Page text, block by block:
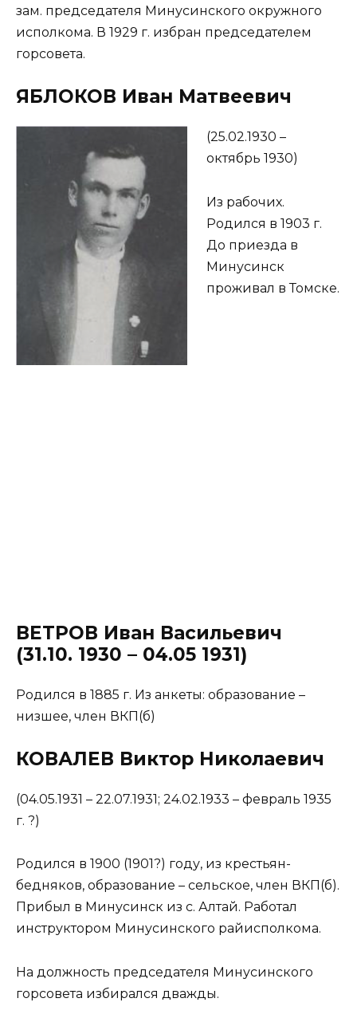
зам. председателя Минусинского окружного
исполкома. В 1929 г. избран председателем
горсовета.
ЯБЛОКОВ Иван Матвеевич
(25.02.1930 –
октябрь 1930)
Из рабочих.
Родился в 1903 г.
До приезда в
Минусинск
проживал в Томске.
ВЕТРОВ Иван Васильевич
(31.10. 1930 – 04.05 1931)
Родился в 1885 г. Из анкеты: образование –
низшее, член ВКП(б)
КОВАЛЕВ Виктор Николаевич
(04.05.1931 – 22.07.1931; 24.02.1933 – февраль 1935
г. ?)
Родился в 1900 (1901?) году, из крестьян-
бедняков, образование – сельское, член ВКП(б).
Прибыл в Минусинск из с. Алтай. Работал
инструктором Минусинского райисполкома.
На должность председателя Минусинского
горсовета избирался дважды.